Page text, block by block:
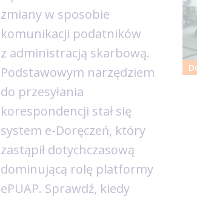
zmiany w sposobie
komunikacji podatników
z administracją skarbową.
Podstawowym narzędziem
do przesyłania
korespondencji stał się
system e-Doręczeń, który
zastąpił dotychczasową
dominującą rolę platformy
ePUAP. Sprawdź, kiedy